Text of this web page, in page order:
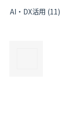
AI・DX活用 (11)